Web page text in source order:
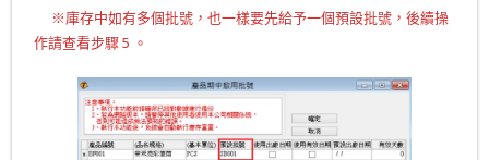
※庫存中如有多個批號，也一樣要先給予一個預設批號，後續操
作請查看步驟 5 。